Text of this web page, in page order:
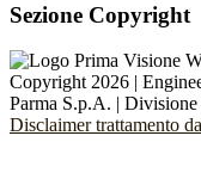
Sezione Copyright
Copyright 2026 |
Parma S.p.A. |
Disclaimer trattamento